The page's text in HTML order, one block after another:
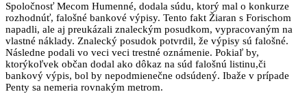
Spoločnosť Mecom Humenné, dodala súdu, ktorý mal o konkurze
rozhodnúť, falošné bankové výpisy. Tento fakt Žiaran s Forischom
napadli, ale aj preukázali znaleckým posudkom, vypracovaným na
vlastné náklady. Znalecký posudok potvrdil, že výpisy sú falošné.
Následne podali vo veci veci trestné oznámenie. Pokiaľ by,
ktorýkoľvek občan dodal ako dôkaz na súd falošnú listinu,či
bankový výpis, bol by nepodmienečne odsúdený. Ibaže v prípade
Penty sa nemeria rovnakým metrom.